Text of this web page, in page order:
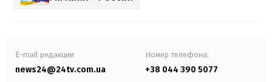
E-mail редакции
news24@24tv.com.ua
Номер телефона:
+38 044 390 5077